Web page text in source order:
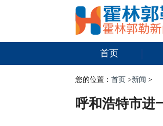
首页
您的位置： 首页 >新闻 >
呼和浩特市进